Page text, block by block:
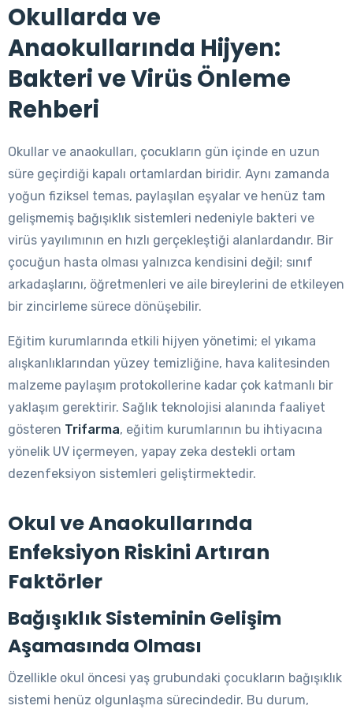
Okullarda ve
Anaokullarında Hijyen:
Bakteri ve Virüs Önleme
Rehberi
Okullar ve anaokulları, çocukların gün içinde en uzun
süre geçirdiği kapalı ortamlardan biridir. Aynı zamanda
yoğun fiziksel temas, paylaşılan eşyalar ve henüz tam
gelişmemiş bağışıklık sistemleri nedeniyle bakteri ve
virüs yayılımının en hızlı gerçekleştiği alanlardandır. Bir
çocuğun hasta olması yalnızca kendisini değil; sınıf
arkadaşlarını, öğretmenleri ve aile bireylerini de etkileyen
bir zincirleme sürece dönüşebilir.
Eğitim kurumlarında etkili hijyen yönetimi; el yıkama
alışkanlıklarından yüzey temizliğine, hava kalitesinden
malzeme paylaşım protokollerine kadar çok katmanlı bir
yaklaşım gerektirir. Sağlık teknolojisi alanında faaliyet
gösteren Trifarma, eğitim kurumlarının bu ihtiyacına
yönelik UV içermeyen, yapay zeka destekli ortam
dezenfeksiyon sistemleri geliştirmektedir.
Okul ve Anaokullarında
Enfeksiyon Riskini Artıran
Faktörler
Bağışıklık Sisteminin Gelişim
Aşamasında Olması
Özellikle okul öncesi yaş grubundaki çocukların bağışıklık
sistemi henüz olgunlaşma sürecindedir. Bu durum,